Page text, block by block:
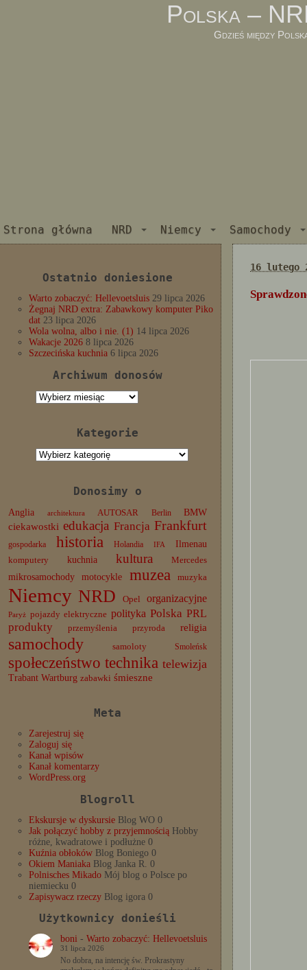
Polska –
Gdzieś między
Strona główna NRD Niemcy Samochody
Ostatnio doniesione
Warto zobaczyć: Hellevoetsluis 29 lipca 2026
Żegnaj NRD extra: Zabawkowy komputer Piko
dat 23 lipca 2026
Wola wolna, albo i nie. (1) 14 lipca 2026
Wakacje 2026 8 lipca 2026
Szczecińska kuchnia 6 lipca 2026
Archiwum donosów
Archiwum
Kategorie
Kategorie
Donosimy o
Anglia architektura AUTOSAR Berlin BMW
ciekawostki edukacja Francja Frankfurt
gospodarka historia Holandia IFA
Ilmenau
komputery
kuchnia kultura Mercedes
mikrosamochody motocykle muzea muzyka
Niemcy NRD Opel organizacyjne
Paryż pojazdy elektryczne polityka Polska PRL
produkty
przemyślenia przyroda religia
samochody samoloty Smoleńsk
społeczeństwo technika telewizja
Trabant Wartburg zabawki śmieszne
Meta
Zarejestruj się
Zaloguj się
Kanał wpisów
Kanał komentarzy
WordPress.org
Blogroll
Ekskursje w dyskursie Blog WO 0
Jak połączyć hobby z przyjemnością Hobby
różne, kwadratowe i podłużne 0
Kuźnia obłoków Blog Boniego 0
Okiem Maniaka Blog Janka R. 0
Polnisches Mikado Mój blog o Polsce po
niemiecku 0
Zapisywacz rzeczy Blog igora 0
Użytkownicy donieśli
boni- Warto zobaczyć: Hellevoetsluis
31 lipca 2026
No dobra, na intencję św. Prokrastyny
16 lutego